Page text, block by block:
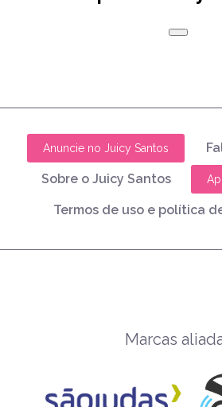
Anuncie no Juicy Santos
Sobre o Juicy Santos
Termos de uso e política
Marcas